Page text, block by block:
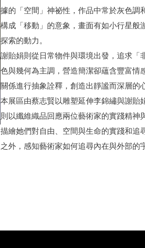
據的「空間」神祕性，作品中常於灰色調
構成「移動」的意象，畫面有如小行星般
探索的動力。
謝貽娟則從日常物件與環境出發，追求「
色與幾何為主調，營造簡潔卻蘊含豐富情
關係進行抽象詮釋，創造出靜謐而深層的
本展區由蔡志賢以雕塑延伸李錦繡與謝貽
則以纖維織品回應兩位藝術家的實踐精神
描繪她們對自由、空間與生命的實踐和追
之外，感知藝術家如何追尋內在與外部的